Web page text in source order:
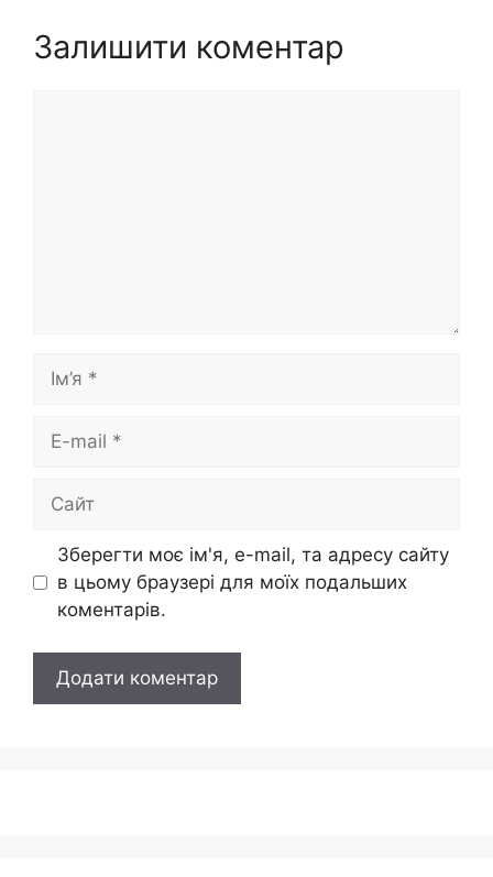
Залишити коментар
Ім’я
Сайт
Зберегти моє ім'я, e-mail, та адресу сайту
в цьому браузері для моїх подальших
коментарів.